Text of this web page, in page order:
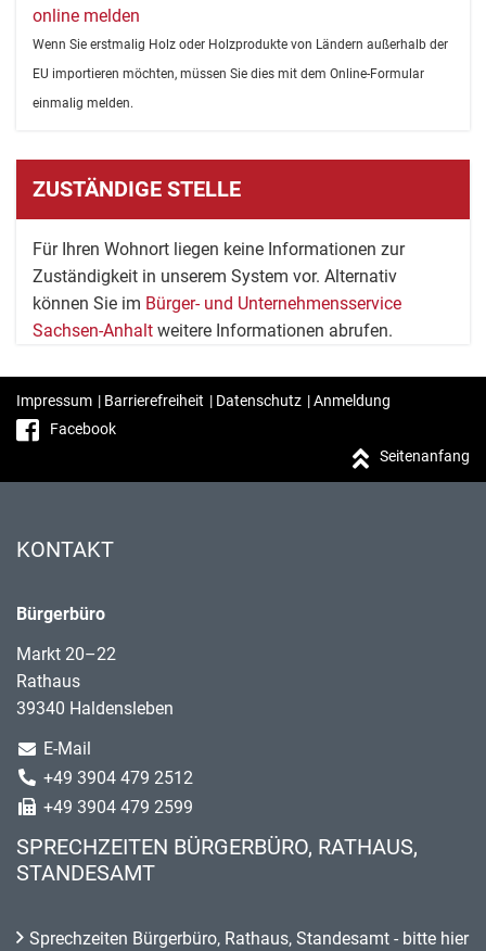
online melden
Wenn Sie erstmalig Holz oder Holzprodukte von Ländern außerhalb der
EU importieren möchten, müssen Sie dies mit dem Online-Formular
einmalig melden.
ZUSTÄNDIGE STELLE
Für Ihren Wohnort liegen keine Informationen zur
Zuständigkeit in unserem System vor. Alternativ
können Sie im Bürger- und Unternehmensservice
Sachsen-Anhalt weitere Informationen abrufen.
Impressum | Barrierefreiheit | Datenschutz |Anmeldung
Facebook
Seitenanfang
KONTAKT
Bürgerbüro
Markt 20–22
Rathaus
39340 Haldensleben
E-Mail
+49 3904 479 2512
+49 3904 479 2599
SPRECHZEITEN BÜRGERBÜRO, RATHAUS,
STANDESAMT
Sprechzeiten Bürgerbüro, Rathaus, Standesamt - bitte hier